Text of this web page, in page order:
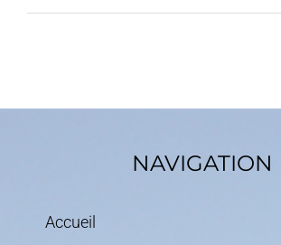
NAVIGATION
Accueil